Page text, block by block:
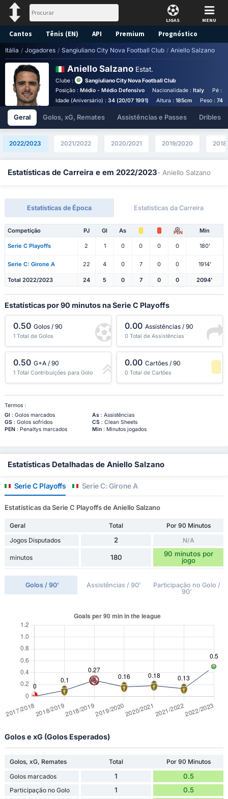
LIGAS MENU
Cantos Tênis (EN) API Premium Prognóstico
Itália / Jogadores / Sangiuliano City Nova Football Club / Aniello Salzano
Aniello Salzano Estat.
Clube :
Sangiuliano City Nova Football Club
Posição : Médio - Médio Defensivo Nacionalidade :Italy Pé :
Idade (Aniversário) : 34 (20/07 1991) Altura :185cm Peso :
Geral Golos, xG, Remates Assistências e Passes Dribles
2022/2023 2021/2022 2020/2021 2019/2020
Estatísticas de Carreira e em 2022/2023- Aniello Salzano
Estatísticas de Época Estatísticas da Carreira
Competição PJ Gl As PEN Min
Serie C Playoffs 2 1 0 0 0 0 180'
Serie C: Girone A 22 4 0 7 0 0 1914'
Total 2022/2023 24 5 0 7 0 0 2094'
Estatísticas por 90 minutos na Serie C Playoffs
0.50 Golos / 90
1 Total de Golos
0.00 Assistências / 90
0 Total de Assistências
0.50 G+A / 90
1 Total Contribuições para Golo
0.00 Cartões / 90
0 Total de Cartões
Termos :
Gl : Golos marcados As: Assistências
GS: Golos sofridos CS: Clean Sheets
PEN : Penaltys marcados Min: Minutos jogados
Estatísticas Detalhadas de Aniello Salzano
Serie C Playoffs Serie C: Girone A
Estatísticas da Serie C Playoffs de Aniello Salzano
Geral Total
Por 90 Minutos
Jogos Disputados
2 N/A
minutos 180
90 minutos por
jogo
Golos / 90' Assistências / 90'
Participação no Golo /
90'
Golos e xG (Golos Esperados)
Golos, xG, Remates Total
Por 90 Minutos
Golos marcados
1 0.5
Participação no Golo 1 0.5